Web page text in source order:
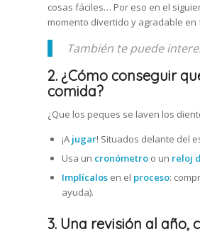
cosas fáciles… Por eso en el
momento divertido y agradable en
También te puede
2. ¿Cómo conseguir
comida?
¿Que los peques se laven los
¡A jugar! Situados delante del
Usa un cronómetro o un reloj
Implícalos en el proceso:
ayuda).
3. Una revisión al año,